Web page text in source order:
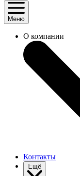
Меню
О компании
Контакты